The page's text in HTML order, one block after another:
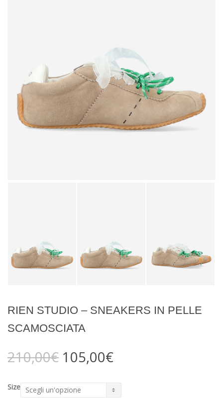
RIEN STUDIO – SNEAKERS IN PELLE
SCAMOSCIATA
210,00€ Il
prezzo
era:
210,00€.
105,00€Il
è:
105,00€.
Size